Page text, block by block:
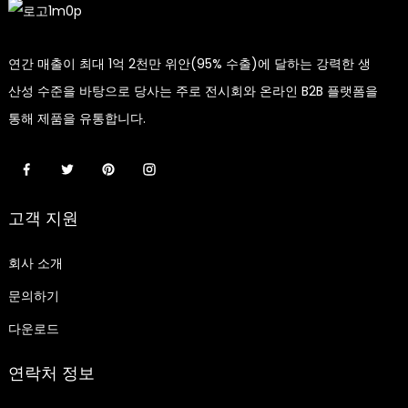
연간 매출이 최대 1억 2천만 위안(95% 수출)에 달하는 강력한 생
산성 수준을 바탕으로 당사는 주로 전시회와 온라인 B2B 플랫폼을
통해 제품을 유통합니다.
고객 지원
회사 소개
문의하기
다운로드
연락처 정보